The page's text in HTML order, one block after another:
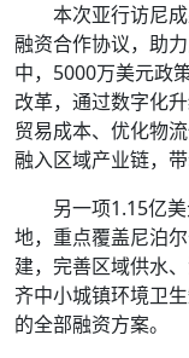
本次亚行访尼
融资合作协议，助
中，5000万美元政
改革，通过数字化
贸易成本、优化物
融入区域产业链，
另一项1.15亿
地，重点覆盖尼泊
建，完善区域供水
齐中小城镇环境卫
的全部融资方案。